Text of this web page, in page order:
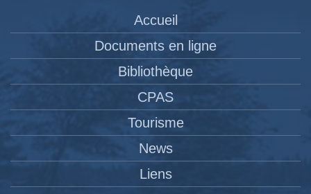
Accueil
Documents en ligne
Bibliothèque
CPAS
Tourisme
News
Liens